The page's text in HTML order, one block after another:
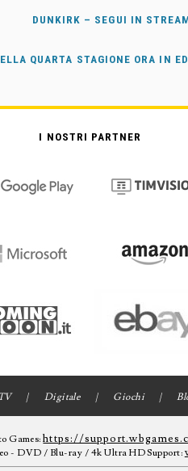
DUNKIRK – SEGUI IN
QUARTA STAGIONE ORA IN
I NOSTRI PARTNER
Digitale Giochi
Games:https://
- DVD / Blu-ray / 4k Ultra HD Support: